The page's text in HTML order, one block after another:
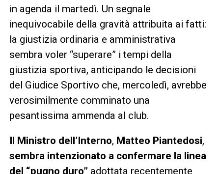
in agenda il martedì. Un segnale
inequivocabile della gravità attribuita ai fatti:
la giustizia ordinaria e amministrativa
sembra voler “superare” i tempi della
giustizia sportiva, anticipando le decisioni
del Giudice Sportivo che, mercoledì, avrebbe
verosimilmente comminato una
pesantissima ammenda al club.
Il Ministro dell’Interno, Matteo Piantedosi,
sembra intenzionato a confermare la linea
del “pugno duro” adottata recentemente